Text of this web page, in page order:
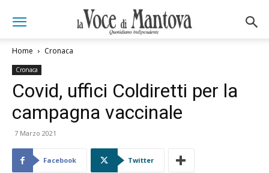
Home Cronaca
Cronaca
Covid, uffici Coldiretti per la
campagna vaccinale
7 Marzo 2021
Facebook Twitter